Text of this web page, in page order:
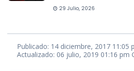
29 Julio, 2026
Publicado: 14 diciembre, 2017 11:05
Actualizado: 06 julio, 2019 01:16 pm